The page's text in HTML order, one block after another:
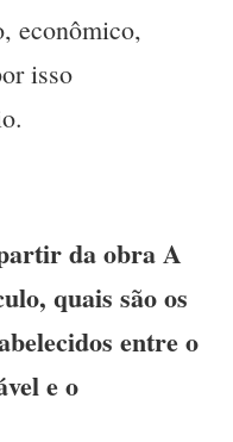
econômico,
isso
da obra A
quais são os
entre o
e o